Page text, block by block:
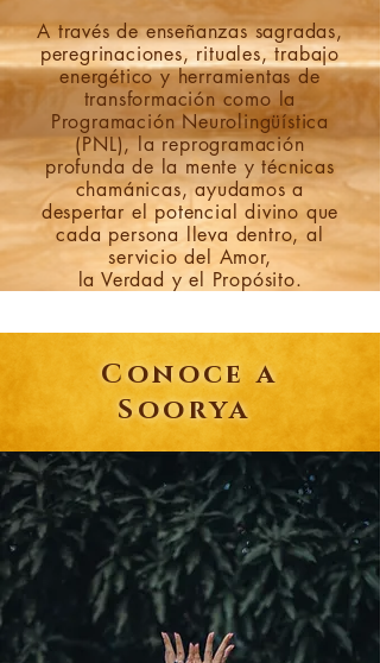
A través de enseñanzas sagradas,
peregrinaciones, rituales, trabajo
energético y herramientas de
transformación como la
Programación Neurolingüística
(PNL), la reprogramación
profunda de la mente y técnicas
chamánicas, ayudamos a
despertar el potencial divino que
cada persona lleva dentro, al
servicio del Amor,
la Verdad y el Propósito.
Conoce a
Soorya